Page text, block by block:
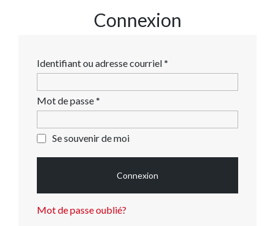
Connexion
Identifiant ou adresse courriel *
Mot de passe *
Se souvenir de moi
Connexion
Mot de passe oublié?